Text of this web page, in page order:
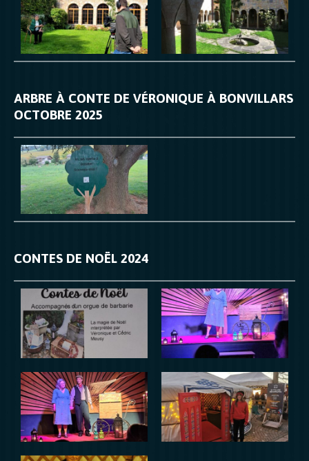
ARBRE À CONTE DE VÉRONIQUE À BONVILLARS
OCTOBRE 2025
CONTES DE NOËL 2024